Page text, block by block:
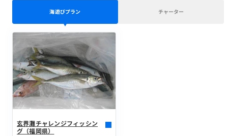
海遊びプラン チャーター
玄界灘チャレンジフィッシン
グ（福岡県）